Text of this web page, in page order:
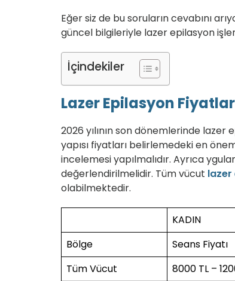
Eğer siz de bu soruların cevabını
güncel bilgileriyle lazer epilasyon
İçindekiler
Lazer Epilasyon
2026 yılının son dönemlerinde lazer
yapısı fiyatları belirlemedeki en
incelemesi yapılmalıdır. Ayrıca
değerlendirilmelidir. Tüm vücut lazer
olabilmektedir.
KADIN
Bölge
Seans Fiyatı
Tüm Vücut
8000 TL –